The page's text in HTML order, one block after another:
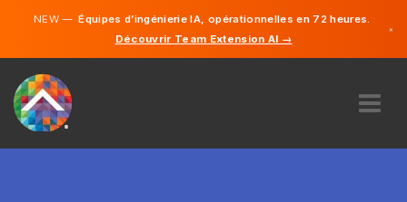
NEW —Équipes d’ingénierie IA, opérationnelles en 72 heures.
Découvrir Team Extension AI →
×